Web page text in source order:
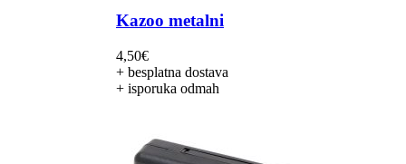
Kazoo metalni
4,50€
+ besplatna dostava
+ isporuka odmah